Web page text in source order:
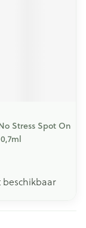
Stress Spot On
beschikbaar